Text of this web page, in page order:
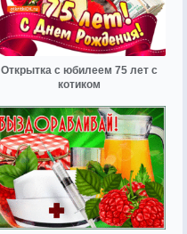
Открытка с юбилеем 75 лет с
котиком